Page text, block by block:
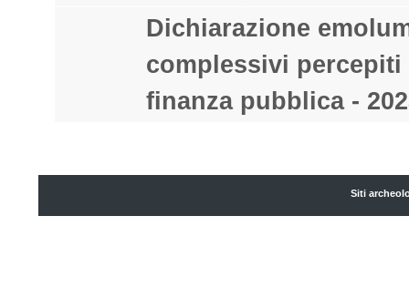
Dichiarazione
complessivi percepiti
finanza pubblica -
Siti